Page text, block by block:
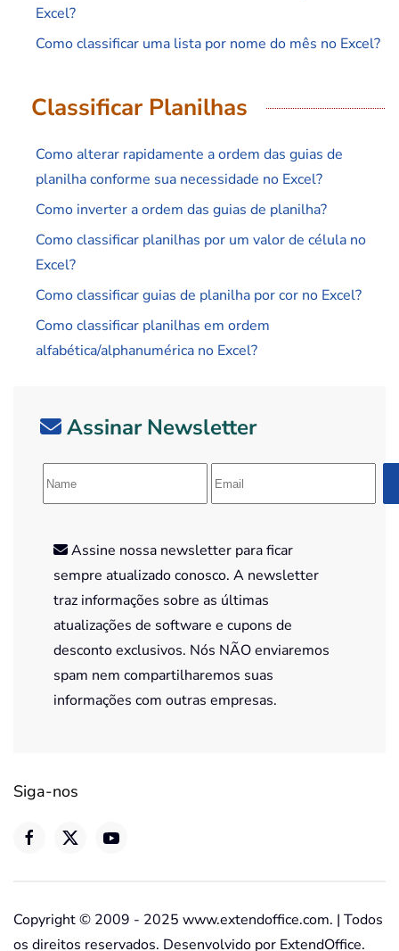
Excel?
Como classificar uma lista por nome do mês no Excel?
Classificar Planilhas
Como alterar rapidamente a ordem das guias de
planilha conforme sua necessidade no Excel?
Como inverter a ordem das guias de planilha?
Como classificar planilhas por um valor de célula no
Excel?
Como classificar guias de planilha por cor no Excel?
Como classificar planilhas em ordem
alfabética/alphanumérica no Excel?
Assinar Newsletter
Assine nossa newsletter para ficar
sempre atualizado conosco. A newsletter
traz informações sobre as últimas
atualizações de software e cupons de
desconto exclusivos. Nós NÃO enviaremos
spam nem compartilharemos suas
informações com outras empresas.
Siga-nos
Copyright © 2009 - 2025 www.extendoffice.com. | Todos
os direitos reservados. Desenvolvido por ExtendOffice.